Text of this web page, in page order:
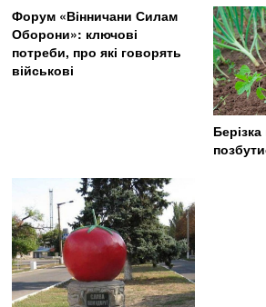
Форум «Вінничани Силам
Оборони»: ключові
потреби, про які говорять
військові